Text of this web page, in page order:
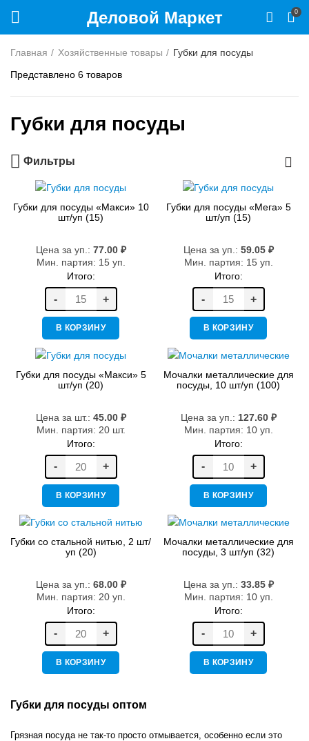
Деловой Маркет 0
Главная Хозяйственные товары
Губки для посуды
Представлено 6 товаров
Губки для посуды
Фильтры
Губки для посуды «Макси» 10
шт/уп (15)
Цена за уп.: 77.00 ₽
Мин. партия: 15 уп.
Итого:
- +
В КОРЗИНУ
Губки для посуды «Мега» 5
шт/уп (15)
Цена за уп.: 59.05 ₽
Мин. партия: 15 уп.
Итого:
- +
В КОРЗИНУ
Губки для посуды «Макси» 5
шт/уп (20)
Цена за шт.: 45.00 ₽
Мин. партия: 20 шт.
Итого:
- +
В КОРЗИНУ
Мочалки металлические для
посуды, 10 шт/уп (100)
Цена за уп.: 127.60 ₽
Мин. партия: 10 уп.
Итого:
- +
В КОРЗИНУ
Губки со стальной нитью, 2 шт/
уп (20)
Цена за уп.: 68.00 ₽
Мин. партия: 20 уп.
Итого:
- +
В КОРЗИНУ
Мочалки металлические для
посуды, 3 шт/уп (32)
Цена за уп.: 33.85 ₽
Мин. партия: 10 уп.
Итого:
- +
В КОРЗИНУ
Губки для посуды оптом
Грязная посуда не так-то просто отмывается, особенно если это